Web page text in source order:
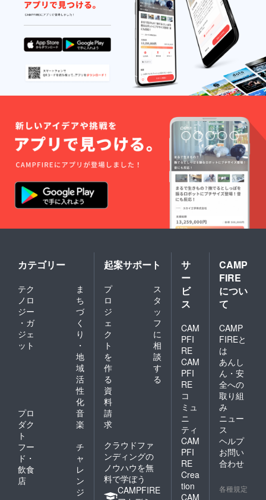
カテゴリー
テク
ノロ
ジー
・ガ
ジェ
ット
ま
ち
づ
く
り
・
地
域
活
性
化
プロ
ダク
ト
音
楽
フー
ド・
飲食
店
チ
ャ
レ
ン
ジ
起案サポート
プ
ロ
ジ
ェ
ク
ト
を
作
る
ス
タ
ッ
フ
に
相
談
す
る
資
料
請
求
クラウドファ
ンディングの
ノウハウを無
料で学ぼう
CAMPFIRE
サ
ー
ビ
ス
CAM
PFI
RE
CAM
PFI
RE
コ
ミュ
ニ
ティ
CAM
PFI
RE
Crea
tion
CAM
CAMP
FIRE
につい
て
CAMP
FIREと
は
あんし
ん・安
全への
取り組
み
ニュー
ス
ヘルプ
お問い
合わせ
各種規定